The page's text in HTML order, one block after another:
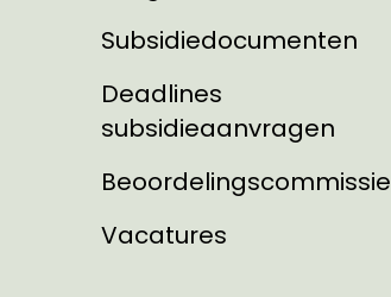
Subsidiedocumenten
Deadlines
subsidieaanvragen
Beoordelingscommissies
Vacatures